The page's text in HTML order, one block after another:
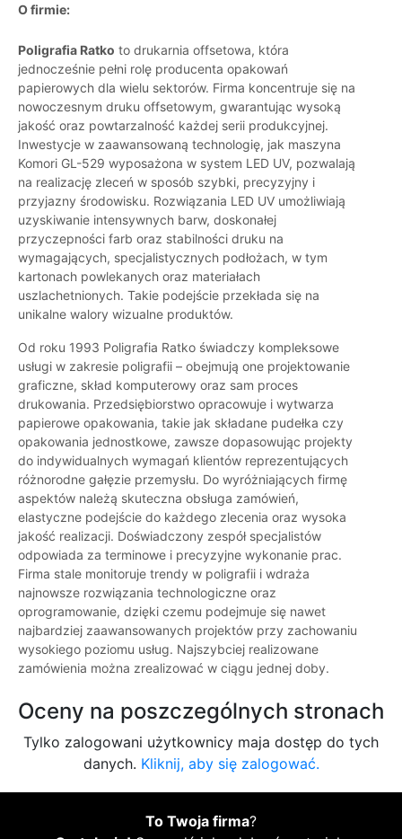
O firmie:
Poligrafia Ratko to drukarnia offsetowa, która
jednocześnie pełni rolę producenta opakowań
papierowych dla wielu sektorów. Firma koncentruje się na
nowoczesnym druku offsetowym, gwarantując wysoką
jakość oraz powtarzalność każdej serii produkcyjnej.
Inwestycje w zaawansowaną technologię, jak maszyna
Komori GL-529 wyposażona w system LED UV, pozwalają
na realizację zleceń w sposób szybki, precyzyjny i
przyjazny środowisku. Rozwiązania LED UV umożliwiają
uzyskiwanie intensywnych barw, doskonałej
przyczepności farb oraz stabilności druku na
wymagających, specjalistycznych podłożach, w tym
kartonach powlekanych oraz materiałach
uszlachetnionych. Takie podejście przekłada się na
unikalne walory wizualne produktów.
Od roku 1993 Poligrafia Ratko świadczy kompleksowe
usługi w zakresie poligrafii – obejmują one projektowanie
graficzne, skład komputerowy oraz sam proces
drukowania. Przedsiębiorstwo opracowuje i wytwarza
papierowe opakowania, takie jak składane pudełka czy
opakowania jednostkowe, zawsze dopasowując projekty
do indywidualnych wymagań klientów reprezentujących
różnorodne gałęzie przemysłu. Do wyróżniających firmę
aspektów należą skuteczna obsługa zamówień,
elastyczne podejście do każdego zlecenia oraz wysoka
jakość realizacji. Doświadczony zespół specjalistów
odpowiada za terminowe i precyzyjne wykonanie prac.
Firma stale monitoruje trendy w poligrafii i wdraża
najnowsze rozwiązania technologiczne oraz
oprogramowanie, dzięki czemu podejmuje się nawet
najbardziej zaawansowanych projektów przy zachowaniu
wysokiego poziomu usług. Najszybciej realizowane
zamówienia można zrealizować w ciągu jednej doby.
Oceny na poszczególnych stronach
Tylko zalogowani użytkownicy maja dostęp do tych
danych. Kliknij, aby się zalogować.
To Twoja firma?